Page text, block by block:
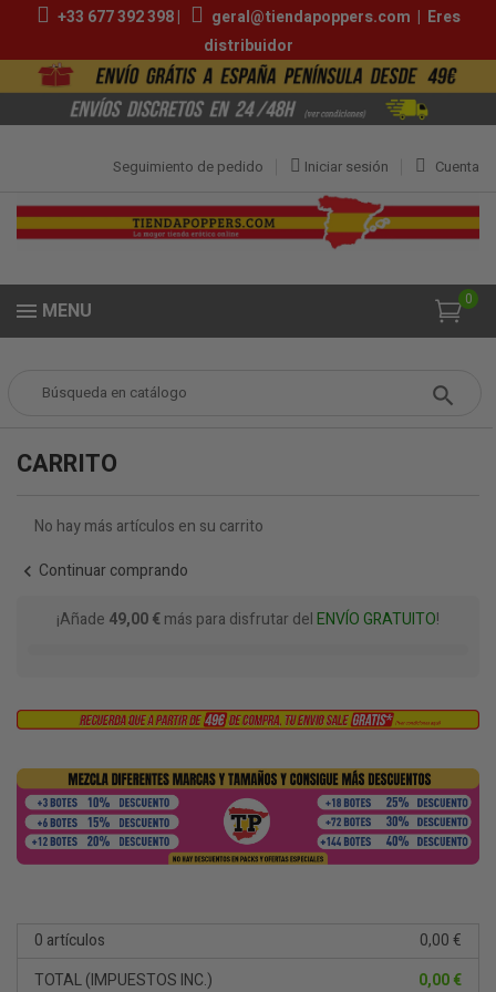
+33 677 392 398 | geral@tiendapoppers.com | Eres
distribuidor
Cuenta
Iniciar sesión
Seguimiento de pedido
0
MENU
Popper
CARRITO
No hay más artículos en su carrito
chevron_left Continuar comprando
¡Añade 49,00 €más para disfrutar delENVÍO GRATUITO!
0 artículos
0,00 €
TOTAL (IMPUESTOS INC.)
0,00 €